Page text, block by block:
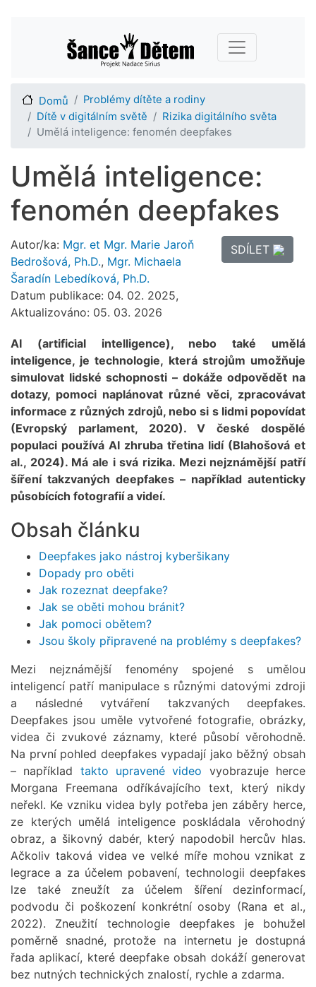
hlavnímu
obsahu
Main navigation
Domů
Problémy dítěte a rodiny
Dítě v digitálním světě
Rizika digitálního světa
Umělá inteligence: fenomén deepfakes
Umělá inteligence:
fenomén deepfakes
Autor/ka: Mgr. et Mgr. Marie Jaroň
Bedrošová, Ph.D., Mgr. Michaela
Šaradín Lebedíková, Ph.D.
Datum publikace: 04. 02. 2025,
Aktualizováno: 05. 03. 2026
SDÍLET
AI (artificial intelligence), nebo také umělá
inteligence, je technologie, která strojům umožňuje
simulovat lidské schopnosti – dokáže odpovědět na
dotazy, pomoci naplánovat různé věci, zpracovávat
informace z různých zdrojů, nebo si s lidmi popovídat
(Evropský parlament, 2020). V české dospělé
populaci používá AI zhruba třetina lidí (Blahošová et
al., 2024). Má ale i svá rizika. Mezi nejznámější patří
šíření takzvaných deepfakes – například autenticky
působících fotografií a videí.
Obsah článku
Deepfakes jako nástroj kyberšikany
Dopady pro oběti
Jak rozeznat deepfake?
Jak se oběti mohou bránit?
Jak pomoci obětem?
Jsou školy připravené na problémy s deepfakes?
Mezi nejznámější fenomény spojené s umělou
inteligencí patří manipulace s různými datovými zdroji
a následné vytváření takzvaných deepfakes.
Deepfakes jsou uměle vytvořené fotografie, obrázky,
videa či zvukové záznamy, které působí věrohodně.
Na první pohled deepfakes vypadají jako běžný obsah
– například takto upravené video vyobrazuje herce
Morgana Freemana odříkávajícího text, který nikdy
neřekl. Ke vzniku videa byly potřeba jen záběry herce,
ze kterých umělá inteligence poskládala věrohodný
obraz, a šikovný dabér, který napodobil hercův hlas.
Ačkoliv taková videa ve velké míře mohou vznikat z
legrace a za účelem pobavení, technologii deepfakes
lze také zneužít za účelem šíření dezinformací,
podvodu či poškození konkrétní osoby (Rana et al.,
2022). Zneužití technologie deepfakes je bohužel
poměrně snadné, protože na internetu je dostupná
řada aplikací, které deepfake obsah dokáží generovat
bez nutných technických znalostí, rychle a zdarma.